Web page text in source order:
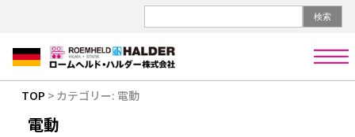
検索
メ
ニ
TOP カテゴリー: 電動
電動